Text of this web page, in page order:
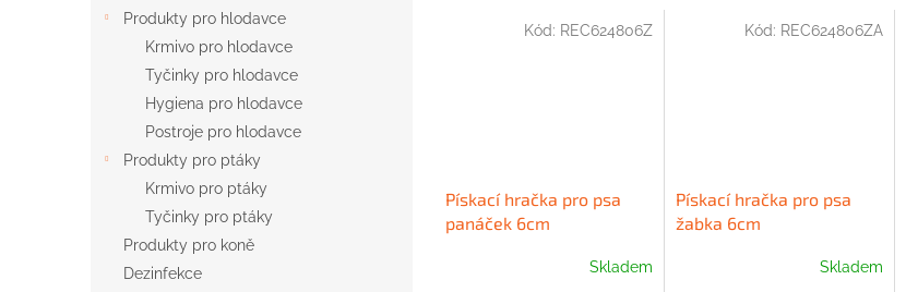
Produkty pro hlodavce
Krmivo pro hlodavce
Tyčinky pro hlodavce
Hygiena pro hlodavce
Postroje pro hlodavce
Produkty pro ptáky
Krmivo pro ptáky
Tyčinky pro ptáky
Produkty pro koně
Dezinfekce
Pískací hračka pro psa
panáček 6cm
Skladem
Kód: REC624806Z
Pískací hračka pro psa
žabka 6cm
Skladem
Kód: REC624806ZA